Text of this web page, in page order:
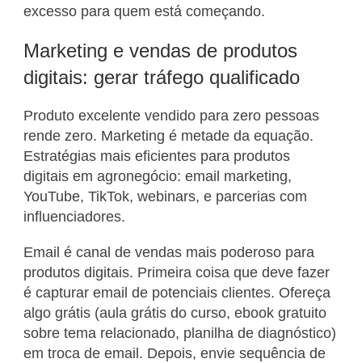
excesso para quem está começando.
Marketing e vendas de produtos
digitais: gerar tráfego qualificado
Produto excelente vendido para zero pessoas
rende zero. Marketing é metade da equação.
Estratégias mais eficientes para produtos
digitais em agronegócio: email marketing,
YouTube, TikTok, webinars, e parcerias com
influenciadores.
Email é canal de vendas mais poderoso para
produtos digitais. Primeira coisa que deve fazer
é capturar email de potenciais clientes. Ofereça
algo grátis (aula grátis do curso, ebook gratuito
sobre tema relacionado, planilha de diagnóstico)
em troca de email. Depois, envie sequência de